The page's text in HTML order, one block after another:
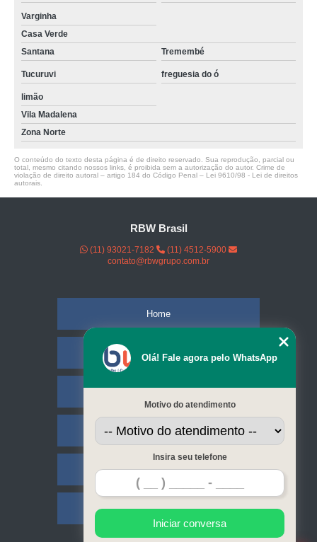
Varginha
Casa Verde
Santana
Tremembé
Tucuruvi freguesia do ó
limão
Vila Madalena
Zona Norte
O conteúdo do texto desta página é de direito reservado. Sua reprodução, parcial ou
total, mesmo citando nossos links, é proibida sem a autorização do autor. Crime de
violação de direito autoral – artigo 184 do Código Penal – Lei 9610/98 - Lei de direitos
autorais
RBW Brasil
(11) 93021-7182
(11) 4512-5900
contato@rbwgrupo.com.br
Home
Empresa
Serviços
Contato
Mapa do site
Olá! Fale agora pelo WhatsApp
Motivo do atendimento
Insira seu telefone
Iniciar conversa